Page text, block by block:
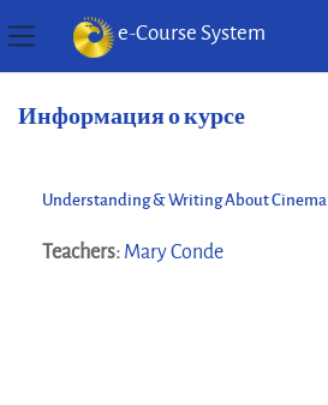
Боковая панель
e-Course System
Информация о курсе
Understanding & Writing About Cinema
Teachers:Mary Conde